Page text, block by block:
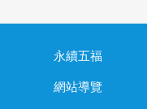
永續五福
網站導覽